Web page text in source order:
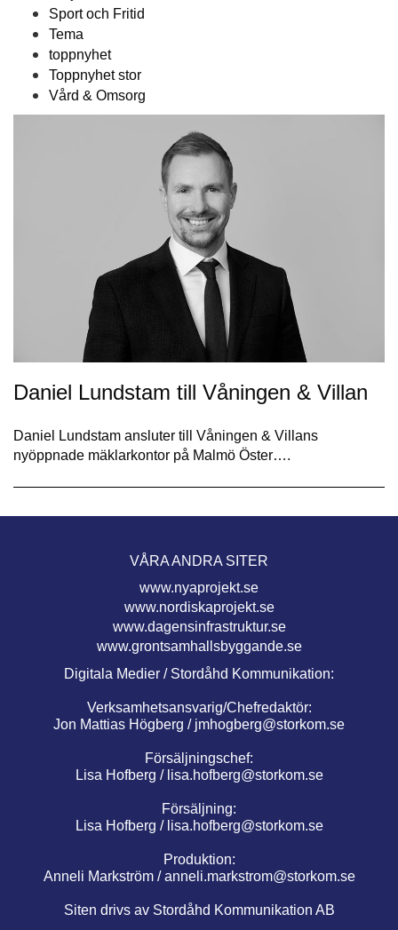
Sport och Fritid
Tema
toppnyhet
Toppnyhet stor
Vård & Omsorg
Daniel Lundstam till Våningen & Villan
Daniel Lundstam ansluter till Våningen & Villans
nyöppnade mäklarkontor på Malmö Öster….
VÅRA ANDRA SITER
www.nyaprojekt.se
www.nordiskaprojekt.se
www.dagensinfrastruktur.se
www.grontsamhallsbyggande.se
Digitala Medier / Stordåhd Kommunikation:
Verksamhetsansvarig/Chefredaktör:
Jon Mattias Högberg / jmhogberg@storkom.se
Försäljningschef:
Lisa Hofberg / lisa.hofberg@storkom.se
Försäljning:
Lisa Hofberg / lisa.hofberg@storkom.se
Produktion:
Anneli Markström /anneli.markstrom@storkom.se
Siten drivs av Stordåhd Kommunikation AB